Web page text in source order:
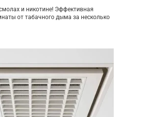
и никотине! Эффективная
от табачного дыма за несколько